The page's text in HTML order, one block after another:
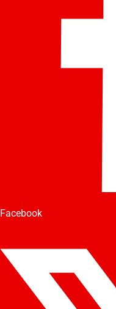
Facebook